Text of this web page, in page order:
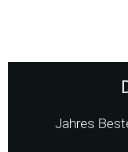
Jahres